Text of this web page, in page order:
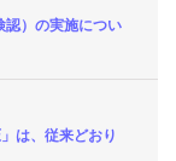
）の実施につい
は、従来どおり